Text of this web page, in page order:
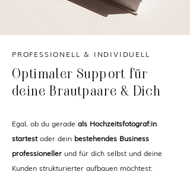
PROFESSIONELL & INDIVIDUELL
Optimaler Support für
deine Brautpaare & Dich
Egal, ob du gerade als Hochzeitsfotograf:in
startestoder dein bestehendes Business
professioneller und für dich selbst und deine
Kunden strukturierter aufbauen möchtest: